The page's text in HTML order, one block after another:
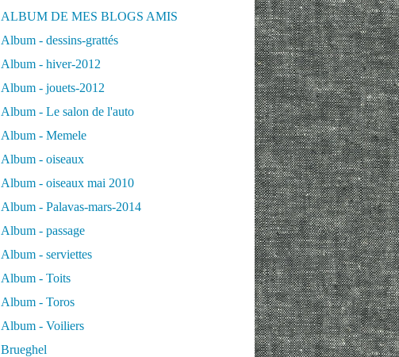
ALBUM DE MES BLOGS AMIS
Album - dessins-grattés
Album - hiver-2012
Album - jouets-2012
Album - Le salon de l'auto
Album - Memele
Album - oiseaux
Album - oiseaux mai 2010
Album - Palavas-mars-2014
Album - passage
Album - serviettes
Album - Toits
Album - Toros
Album - Voiliers
Brueghel